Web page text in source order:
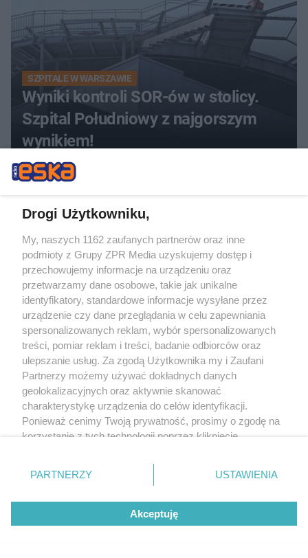
SZPITALE W WARSZAWIE
Wyniki kontroli SOR-ów w stolicy.
Szpital Południowy z najgorszym
wynikiem!
PRZERAŻAJĄCE!
Porzucony pies wył przez kilka dni z
rozpaczy. Strażacy po drabinie
weszli przez okno
Drogi Użytkowniku,
My, naszych 1162 zaufanych partnerów oraz inne
podmioty z Grupy ZPR Media uzyskujemy dostęp i
przechowujemy informacje na urządzeniu oraz
przetwarzamy dane osobowe, takie jak unikalne
identyfikatory, standardowe informacje wysyłane przez
urządzenie czy dane przeglądania w celu zapewniania
spersonalizowanych reklam, wybór spersonalizowanych
treści, pomiar reklam i treści, badanie odbiorców oraz
ulepszanie usług. Za zgodą Użytkownika my i Zaufani
Partnerzy możemy używać dokładnych danych
geolokalizacyjnych oraz aktywnie skanować
charakterystykę urządzenia do celów identyfikacji.
Ponieważ cenimy Twoją prywatność, prosimy o zgodę na
korzystanie z tych technologii poprzez kliknięcie
zmienić/wycofać klikając przycisk ustawień prywatności
znajdujący się w lewym dolnym rogu strony
rodzaje przetwarzania danych nie wymagają zgody
użytkownika, ale masz prawo sprzeciwić się takiemu
przetwarzaniu. Preferencje będą miały zastosowanie tylko
PARTNERZY USTAWIENIA
Akceptuję